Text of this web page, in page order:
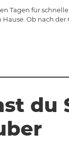
Tagen für
Ob nach der
du